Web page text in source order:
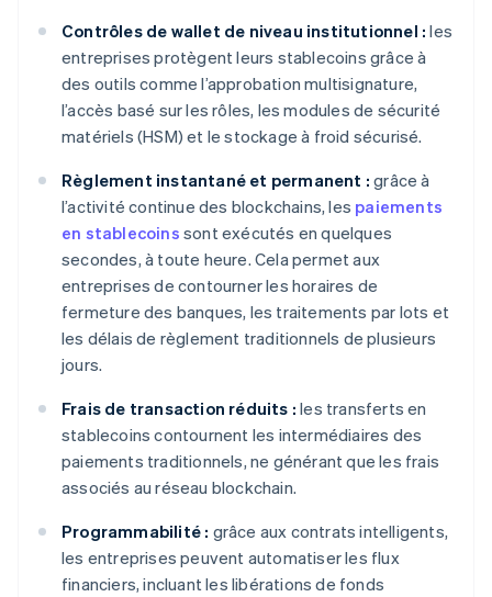
Contrôles de wallet de niveau institutionnel : les
entreprises protègent leurs stablecoins grâce à
des outils comme l’approbation multisignature,
l’accès basé sur les rôles, les modules de sécurité
matériels (HSM) et le stockage à froid sécurisé.
Règlement instantané et permanent : grâce à
l’activité continue des blockchains, les paiements
en stablecoins sont exécutés en quelques
secondes, à toute heure. Cela permet aux
entreprises de contourner les horaires de
fermeture des banques, les traitements par lots et
les délais de règlement traditionnels de plusieurs
jours.
Frais de transaction réduits : les transferts en
stablecoins contournent les intermédiaires des
paiements traditionnels, ne générant que les frais
associés au réseau blockchain.
Programmabilité : grâce aux contrats intelligents,
les entreprises peuvent automatiser les flux
financiers, incluant les libérations de fonds